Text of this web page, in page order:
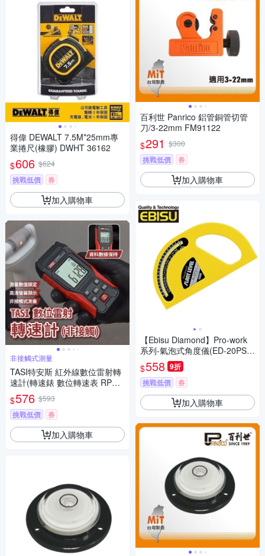
得偉 DEWALT 7.5M*25mm專
業捲尺(橡膠) DWHT 36162
$606 $624
挑戰低價
券
加入購物車
非接觸式測量
TASI特安斯 紅外線數位雷射轉
速計(轉速錶 數位轉速表 RPM
轉速 機測速 轉速測試 手持轉速
錶 風扇轉速)
$576 $593
挑戰低價
券
加入購物車
百利世 Panrico 鋁管銅管切管
刀/3-22mm FM91122
$291 $300
挑戰低價
券
加入購物車
【Ebisu Diamond】Pro-work
系列-氣泡式角度儀(ED-20PSL
Y)
$558 9折
挑戰低價 券
加入購物車